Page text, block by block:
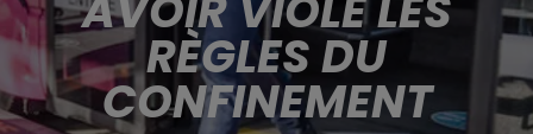
RÈGLES DU
CONFINEMENT